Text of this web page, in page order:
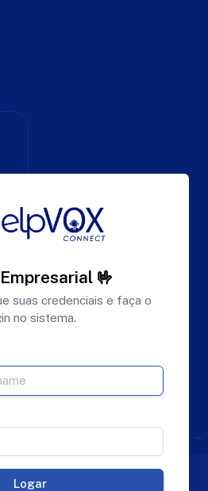
🤟
suas credenciais e faça o
no sistema.
Logar